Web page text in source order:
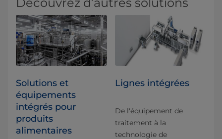
Solutions et
équipements
intégrés pour
produits
alimentaires
Lignes intégrées
De l'équipement de
traitement à la
technologie de